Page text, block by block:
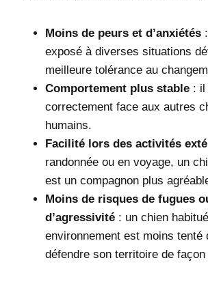
Moins de peurs et d’anxiétés
exposé à diverses situations
meilleure tolérance au
Comportement plus stable : il
correctement face aux autres
humains.
Facilité lors des activités
randonnée ou en voyage, un
est un compagnon plus
Moins de risques de fugues
d’agressivité : un chien
environnement est moins tenté
défendre son territoire de